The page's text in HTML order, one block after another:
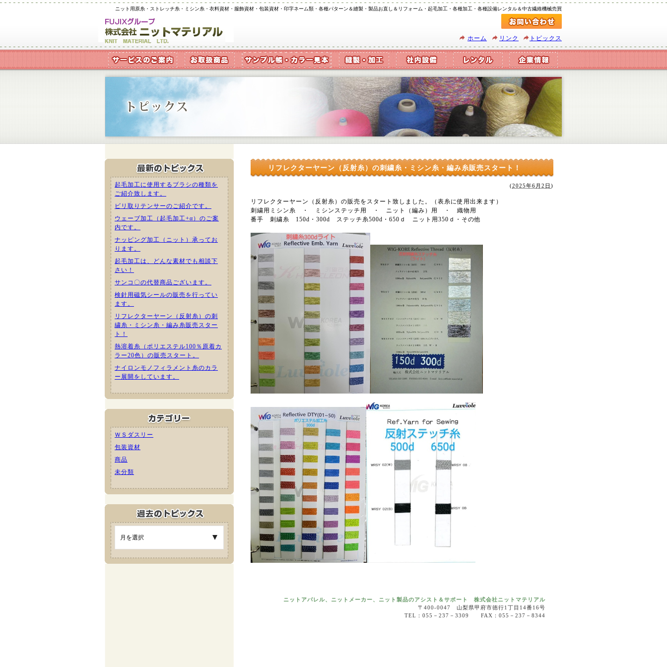
ニット用原糸・ストレッチ糸・ミシン糸・衣料資材・服飾資材・包装資材・印字ネーム類・各種パターン＆縫製・製品お直し＆リフォーム・起毛加工・各種加工・各種設備レンタル＆中古繊維機械売買
ホーム リンク トピックス
起毛加工に使用するブラシの種類を
ご紹介致します。
ビリ取りテンサーのご紹介です。
ウェーブ加工（起毛加工+α）のご案
内です。
ナッピング加工（ニット）承ってお
ります。
起毛加工は、どんな素材でも相談下
さい！
サンコ〇の代替商品ございます。
検針用磁気シールの販売を行ってい
ます。
リフレクターヤーン（反射糸）の刺
繍糸・ミシン糸・編み糸販売スター
ト！
熱溶着糸（ポリエステル100％原着カ
ラー20色）の販売スタート。
ナイロンモノフィラメント糸のカラ
ー展開をしています。
ＷＳダスリー
包装資材
商品
未分類
リフレクターヤーン（反射糸）の刺繍糸・ミシン糸・編み糸販売スタート！
(2025年6月2日 )
リフレクターヤーン（反射糸）の販売をスタート致しました。（表糸に使用出来ます）
刺繍用ミシン糸 ・ ミシンステッチ用 ・ ニット（編み）用 ・ 織物用
番手 刺繍糸 150d・300d ステッチ糸500d・650ｄ ニット用350ｄ・その他
ニットアパレル、ニットメーカー、ニット製品のアシスト＆サポート 株式会社ニットマテリアル
〒400-0047 山梨県甲府市徳行1丁目14番16号
TEL：055－237－3309 FAX：055－237－8344